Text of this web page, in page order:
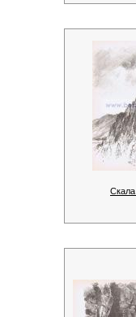
Скала